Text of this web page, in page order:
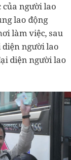
người lao
lao động
làm việc, sau
người lao
diện người lao